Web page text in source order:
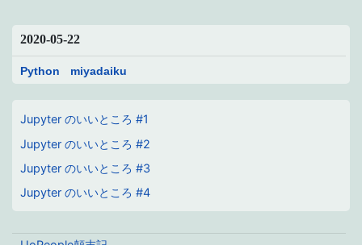
2020-05-22
Python miyadaiku
Jupyter のいいところ #1
Jupyter のいいところ #2
Jupyter のいいところ #3
Jupyter のいいところ #4